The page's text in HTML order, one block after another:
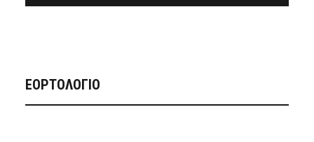
ΕΟΡΤΟΛΟΓΙΟ